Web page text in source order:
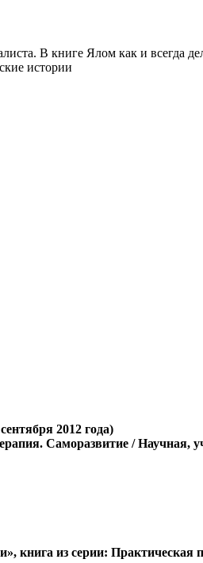
В книге Ялом как и всегда
истории
2012 года)
Саморазвитие / Научная,
книга из серии: Практическая